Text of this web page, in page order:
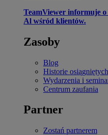
TeamViewer informuje
Al wśród klientów.
Zasoby
Blog
Historie
Wydarzenia i
Centrum zaufania
Partner
Zostań partnerem